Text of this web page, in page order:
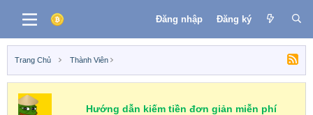
Đăng nhập Đăng ký
Trang Chủ Thành Viên
Hướng dẫn kiếm tiền đơn giản miễn phí